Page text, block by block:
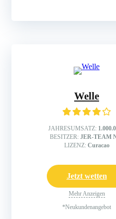
Welle
JAHRESUMSATZ:
BESITZER: JER-TEAM
LIZENZ: Curacao
Jetzt wetten
Mehr Anzeigen
*Neukundenangebot